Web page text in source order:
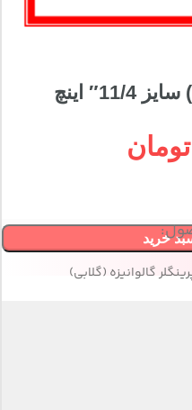
اینچ
تومان
خرید
گالوانيزه (گلابی)